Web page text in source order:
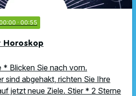
· 00:55
Horoskop
* Blicken Sie nach vorn.
sind abgehakt, richten Sie Ihre
jetzt neue Ziele. Stier * 2 Sterne